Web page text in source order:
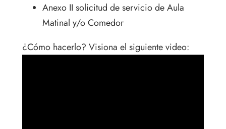
Anexo II solicitud de servicio de Aula
Matinal y/o Comedor
¿Cómo hacerlo? Visiona el siguiente video: